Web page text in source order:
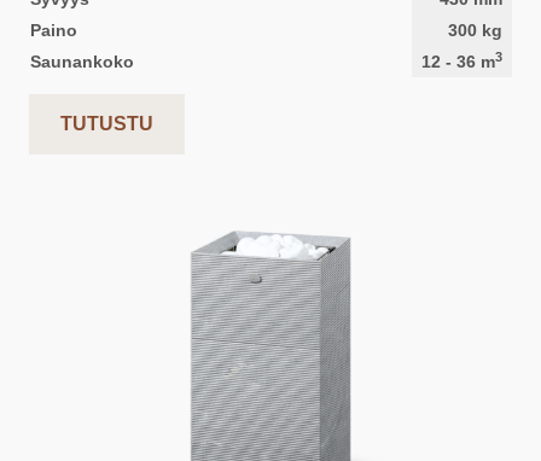
Paino
300 kg
Saunankoko
12 - 36 m3
TUTUSTU